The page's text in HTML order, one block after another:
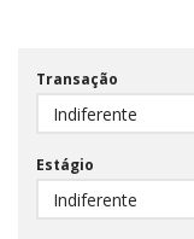
Transação
Estágio